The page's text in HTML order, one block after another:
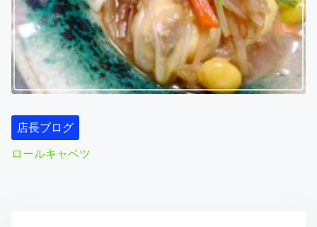
店長ブログ
ロールキャベツ